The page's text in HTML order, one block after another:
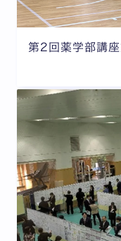
第2回薬学部講